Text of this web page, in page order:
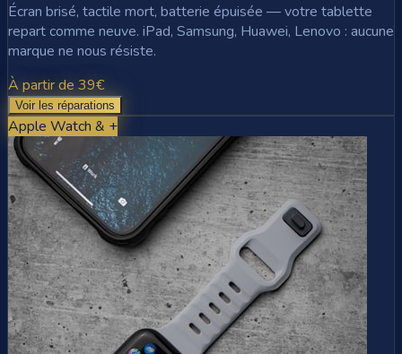
Écran brisé, tactile mort, batterie épuisée — votre tablette
repart comme neuve. iPad, Samsung, Huawei, Lenovo : aucune
marque ne nous résiste.
À partir de 39€
Voir les réparations
Apple Watch & +